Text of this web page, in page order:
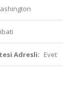
Adresli: Evet